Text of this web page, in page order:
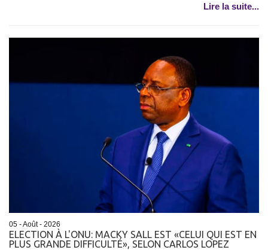
Lire la suite...
05 - Août - 2026
ELECTION À L'ONU: MACKY SALL EST «CELUI QUI EST EN
PLUS GRANDE DIFFICULTÉ», SELON CARLOS LOPEZ